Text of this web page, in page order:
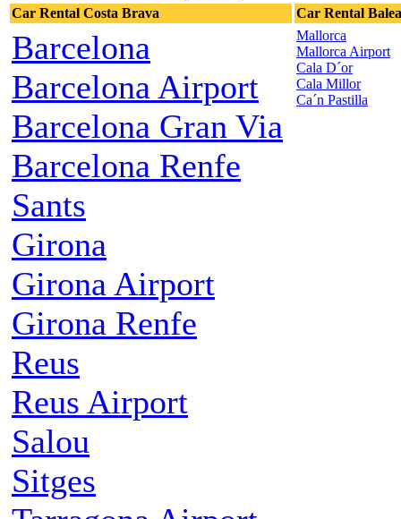
Car Rental Costa Brava Car Rental
Barcelona
Barcelona Airport
Barcelona Gran Via
Barcelona Renfe
Sants
Girona
Girona Airport
Girona Renfe
Reus
Reus Airport
Salou
Sitges
Mallorca
Mallorca Airport
Cala D´or
Cala Millor
Ca´n Pastilla